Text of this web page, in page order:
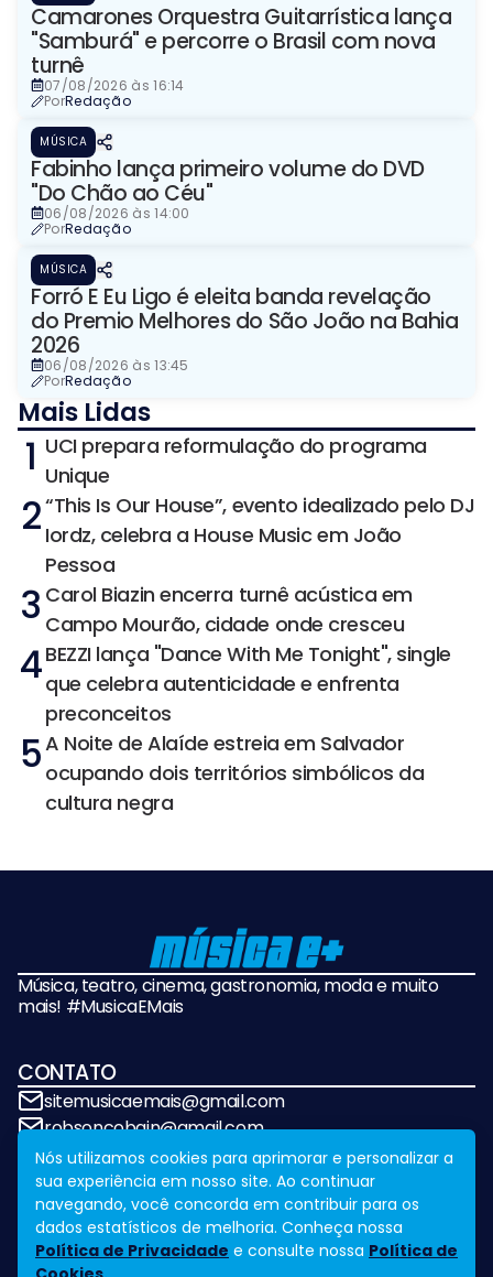
Camarones Orquestra Guitarrística lança
"Samburá" e percorre o Brasil com nova
turnê
07/08/2026 às 16:14
PorRedação
MÚSICA
Fabinho lança primeiro volume do DVD
"Do Chão ao Céu"
06/08/2026 às 14:00
PorRedação
MÚSICA
Forró E Eu Ligo é eleita banda revelação
do Premio Melhores do São João na Bahia
2026
06/08/2026 às 13:45
PorRedação
Mais Lidas
1 UCI prepara reformulação do programa
Unique
2“This Is Our House”, evento idealizado pelo DJ
Iordz, celebra a House Music em João
Pessoa
3 Carol Biazin encerra turnê acústica em
Campo Mourão, cidade onde cresceu
4BEZZI lança "Dance With Me Tonight", single
que celebra autenticidade e enfrenta
preconceitos
5A Noite de Alaíde estreia em Salvador
ocupando dois territórios simbólicos da
cultura negra
Música, teatro, cinema, gastronomia, moda e muito
mais! #MusicaEMais
CONTATO
sitemusicaemais@gmail.com
robsoncobain@gmail.com
REDES SOCIAIS
Nós utilizamos cookies para aprimorar e personalizar a
sua experiência em nosso site. Ao continuar
navegando, você concorda em contribuir para os
dados estatísticos de melhoria. Conheça nossa
Política de Privacidade e consulte nossa Política de